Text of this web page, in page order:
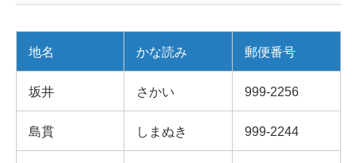
地名 かな読み 郵便番号
坂井 さかい 999-2256
島貫 しまぬき 999-2244